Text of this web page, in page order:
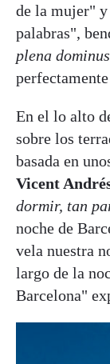
de la mujer"
palabras",
plena
En el lo alto
sobre los
basada en
Vicent
dormir, tan
noche de
vela nuestra
largo de la
Barcelona"